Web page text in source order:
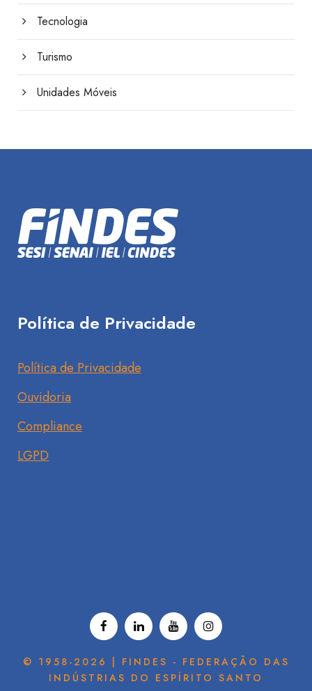
Tecnologia
Turismo
Unidades Móveis
Política de Privacidade
Política de Privacidade
Ouvidoria
Compliance
LGPD
© 1958-2026 | FINDES - FEDERAÇÃO DAS
INDÚSTRIAS DO ESPÍRITO SANTO